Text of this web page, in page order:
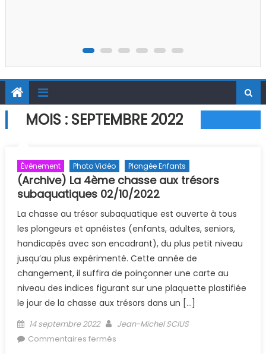
MOIS : SEPTEMBRE 2022
Évènement Photo Vidéo Plongée Enfants
(Archive) La 4ème chasse aux trésors
subaquatiques 02/10/2022
La chasse au trésor subaquatique est ouverte à tous
les plongeurs et apnéistes (enfants, adultes, seniors,
handicapés avec son encadrant), du plus petit niveau
jusqu’au plus expérimenté. Cette année de
changement, il suffira de poinçonner une carte au
niveau des indices figurant sur une plaquette plastifiée
le jour de la chasse aux trésors dans un […]
Posted on
14 septembre 2022 Author
Jean-Michel SCIUS
Commentaires fermés